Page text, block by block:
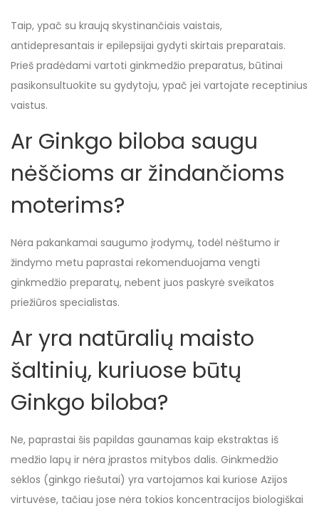
Taip, ypač su kraują skystinančiais vaistais,
antidepresantais ir epilepsijai gydyti skirtais preparatais.
Prieš pradėdami vartoti ginkmedžio preparatus, būtinai
pasikonsultuokite su gydytoju, ypač jei vartojate receptinius
vaistus.
Ar Ginkgo biloba saugu
nėščioms ar žindančioms
moterims?
Nėra pakankamai saugumo įrodymų, todėl nėštumo ir
žindymo metu paprastai rekomenduojama vengti
ginkmedžio preparatų, nebent juos paskyrė sveikatos
priežiūros specialistas.
Ar yra natūralių maisto
šaltinių, kuriuose būtų
Ginkgo biloba?
Ne, paprastai šis papildas gaunamas kaip ekstraktas iš
medžio lapų ir nėra įprastos mitybos dalis. Ginkmedžio
sėklos (ginkgo riešutai) yra vartojamos kai kuriose Azijos
virtuvėse, tačiau jose nėra tokios koncentracijos biologiškai